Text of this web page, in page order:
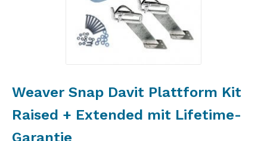
Weaver Snap Davit Plattform Kit
Raised + Extended mit Lifetime-
Garantie